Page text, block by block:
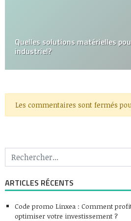
Quelles solutions matérielles
industriel?
Les commentaires sont fermés
ARTICLES RÉCENTS
Code promo Linxea : Comment
optimiser votre investissement ?